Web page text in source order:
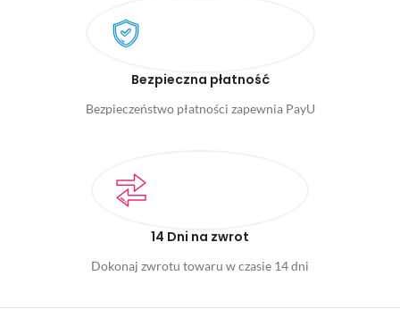
Bezpieczna płatność
Bezpieczeństwo płatności zapewnia PayU
14 Dni na zwrot
Dokonaj zwrotu towaru w czasie 14 dni